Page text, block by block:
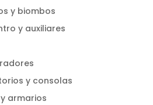
y biombos
y auxiliares
y consolas
armarios